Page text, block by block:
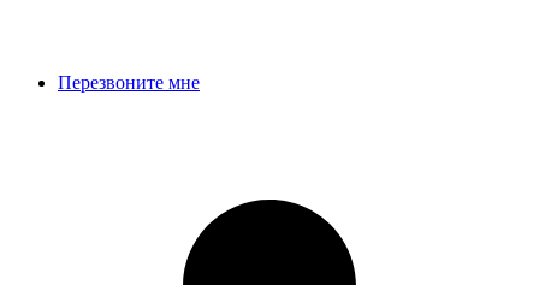
Перезвоните мне